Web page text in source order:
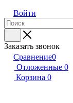
Войти
Заказать звонок
Сравнение0
Отложенные 0
Корзина 0